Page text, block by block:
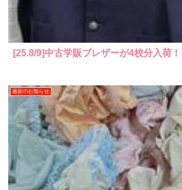
[25.8/9]中古学販ブレザーが4校分入荷！
最新のお知らせ